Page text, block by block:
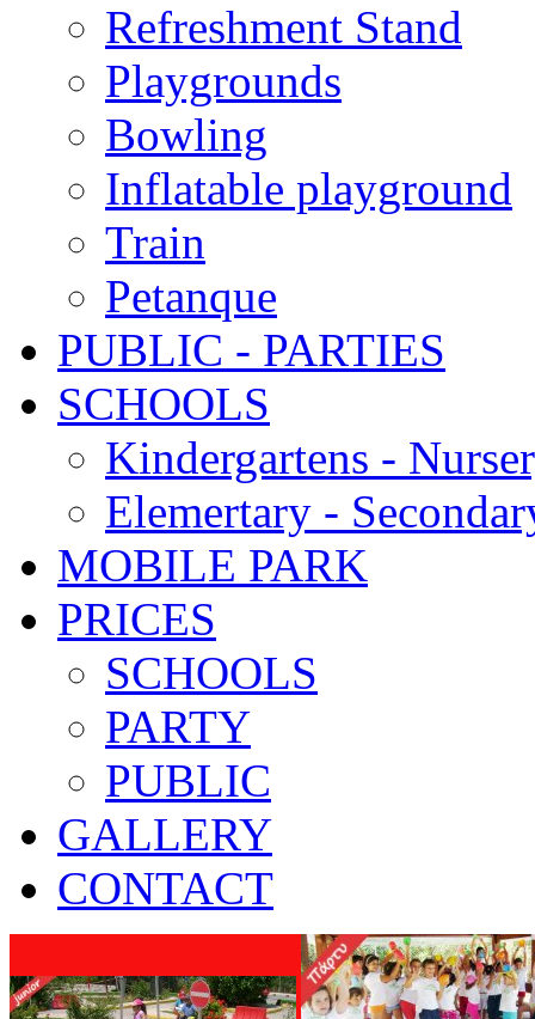
Refreshment Stand
Playgrounds
Bowling
Inflatable playground
Train
Petanque
PUBLIC - PARTIES
SCHOOLS
Kindergartens -
Elemertary -
MOBILE PARK
PRICES
SCHOOLS
PARTY
PUBLIC
GALLERY
CONTACT